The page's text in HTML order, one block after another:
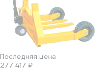
Последняя цена
277 417 ₽